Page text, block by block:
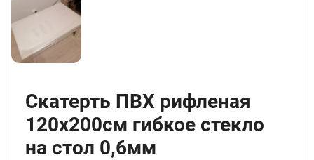
Скатерть ПВХ рифленая
120x200см гибкое стекло
на стол 0,6мм